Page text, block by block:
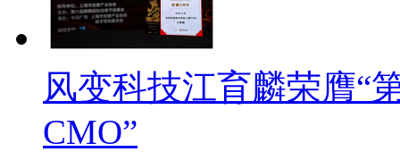
风变科技江育麟荣膺“
CMO”